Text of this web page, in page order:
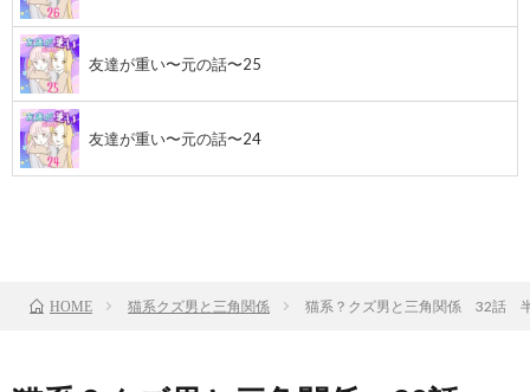
友達が重い〜元の話〜25
友達が重い〜元の話〜24
HOME 猫系クズ男と三角関係 猫系？クズ男と三角関係 32話